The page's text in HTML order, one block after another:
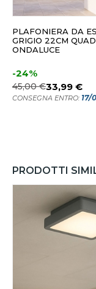
PLAFONIERA DA
GRIGIO 22CM
ONDALUCE
-24%
45,00 €33,99 €
CONSEGNA ENTRO: 17/
PRODOTTI